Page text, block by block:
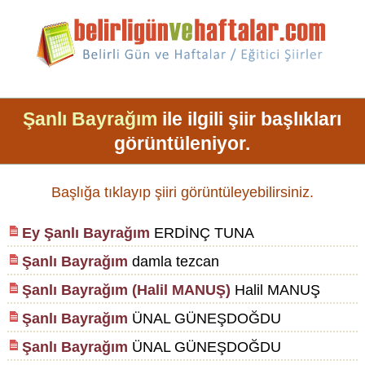
Şanlı Bayrağım ile ilgili şiir başlıkları
görüntüleniyor.
Başlığa tıklayıp şiiri görüntüleyebilirsiniz.
Ey Şanlı Bayrağım ERDİNÇ TUNA
Şanlı Bayrağım damla tezcan
Şanlı Bayrağım (Halil MANUŞ) Halil MANUŞ
Şanlı Bayrağım ÜNAL GÜNEŞDOĞDU
Şanlı Bayrağım ÜNAL GÜNEŞDOĞDU